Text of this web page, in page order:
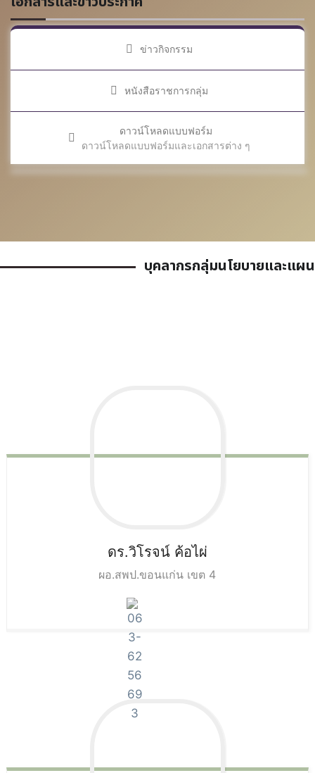
ข่าวกิจกรรม
หนังสือราชการกลุ่ม
ดาวน์โหลดแบบฟอร์ม
ดาวน์โหลดแบบฟอร์มและเอกสารต่าง ๆ
บุคลากรกลุ่มนโยบายและแผน
ดร.วิโรจน์ ค้อไผ่
ผอ.สพป.ขอนแก่น เขต 4